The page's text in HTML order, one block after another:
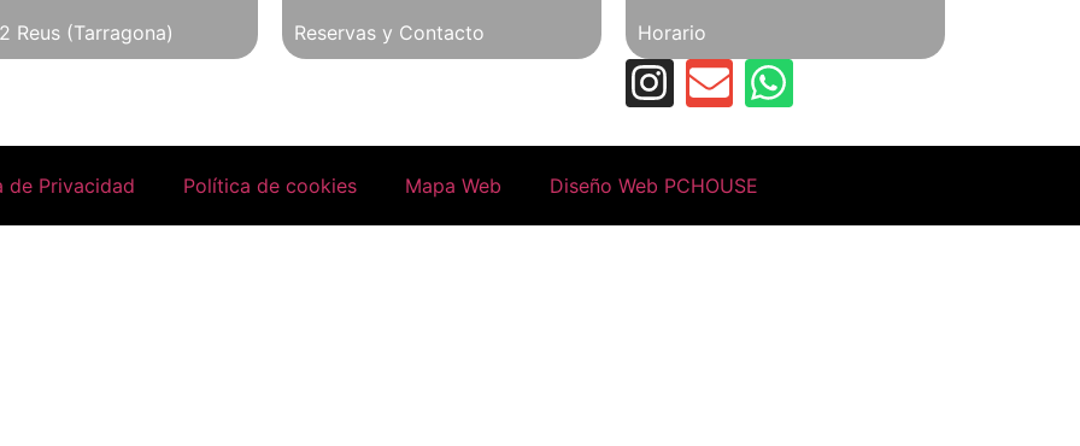
Reus (Tarragona) Reservas y Contacto Horario
de Privacidad Política de cookies Mapa Web Diseño Web PCHOUSE